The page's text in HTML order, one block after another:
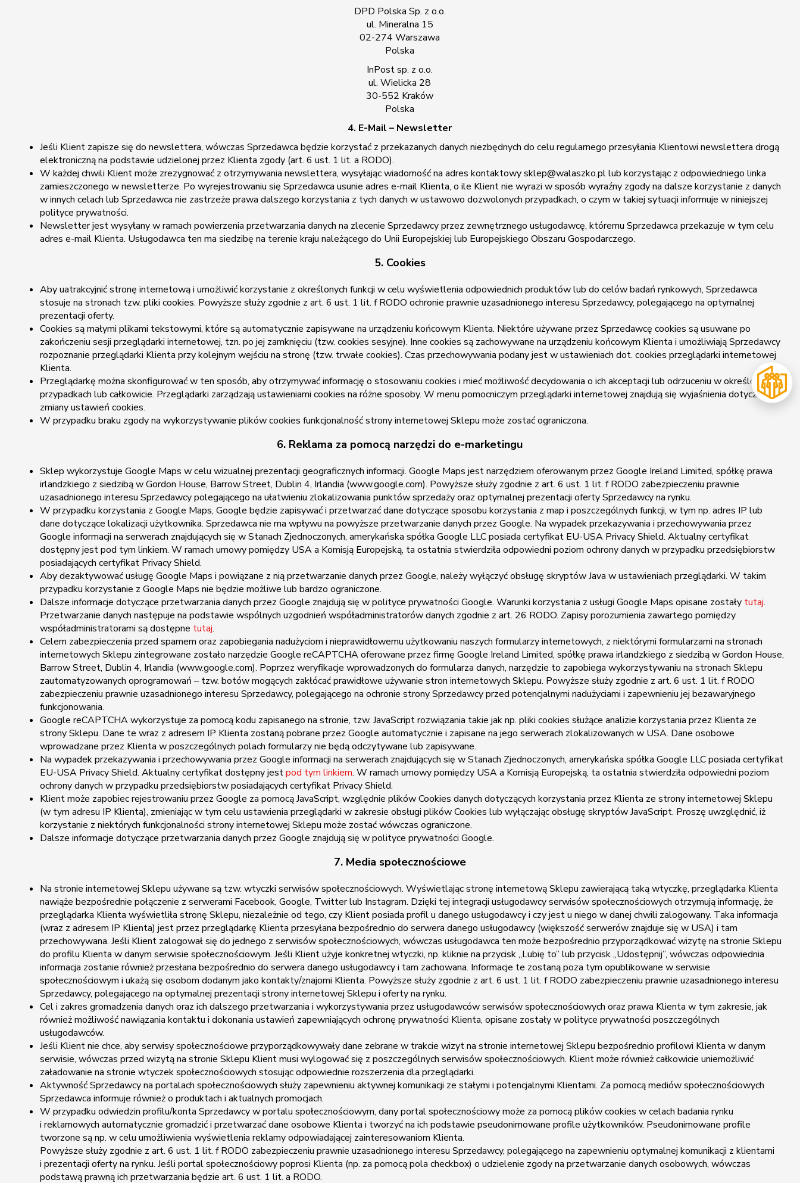
DPD Polska Sp. z o.o.
ul. Mineralna 15
02-274 Warszawa
Polska
InPost sp. z o.o.
ul. Wielicka 28
30-552 Kraków
Polska
4. E-Mail – Newsletter
Jeśli Klient zapisze się do newslettera, wówczas Sprzedawca będzie korzystać z przekazanych danych niezbędnych do celu regularnego przesyłania Klientowi newslettera drogą
elektroniczną na podstawie udzielonej przez Klienta zgody (art. 6 ust. 1 lit. a RODO).
W każdej chwili Klient może zrezygnować z otrzymywania newslettera, wysyłając wiadomość na adres kontaktowy sklep@walaszko.pl lub korzystając z odpowiedniego linka
zamieszczonego w newsletterze. Po wyrejestrowaniu się Sprzedawca usunie adres e-mail Klienta, o ile Klient nie wyrazi w sposób wyraźny zgody na dalsze korzystanie z danych
w innych celach lub Sprzedawca nie zastrzeże prawa dalszego korzystania z tych danych w ustawowo dozwolonych przypadkach, o czym w takiej sytuacji informuje w niniejszej
polityce prywatności.
Newsletter jest wysyłany w ramach powierzenia przetwarzania danych na zlecenie Sprzedawcy przez zewnętrznego usługodawcę, któremu Sprzedawca przekazuje w tym celu
adres e-mail Klienta. Usługodawca ten ma siedzibę na terenie kraju należącego do Unii Europejskiej lub Europejskiego Obszaru Gospodarczego.
5. Cookies
Aby uatrakcyjnić stronę internetową i umożliwić korzystanie z określonych funkcji w celu wyświetlenia odpowiednich produktów lub do celów badań rynkowych, Sprzedawca
stosuje na stronach tzw. pliki cookies. Powyższe służy zgodnie z art. 6 ust. 1 lit. f RODO ochronie prawnie uzasadnionego interesu Sprzedawcy, polegającego na optymalnej
prezentacji oferty.
Cookies są małymi plikami tekstowymi, które są automatycznie zapisywane na urządzeniu końcowym Klienta. Niektóre używane przez Sprzedawcę cookies są usuwane po
zakończeniu sesji przeglądarki internetowej, tzn. po jej zamknięciu (tzw. cookies sesyjne). Inne cookies są zachowywane na urządzeniu końcowym Klienta i umożliwiają Sprzedawcy
rozpoznanie przeglądarki Klienta przy kolejnym wejściu na stronę (tzw. trwałe cookies). Czas przechowywania podany jest w ustawieniach dot. cookies przeglądarki internetowej
Klienta.
Przeglądarkę można skonfigurować w ten sposób, aby otrzymywać informację o stosowaniu cookies i mieć możliwość decydowania o ich akceptacji lub odrzuceniu w określonych
przypadkach lub całkowicie. Przeglądarki zarządzają ustawieniami cookies na różne sposoby. W menu pomocniczym przeglądarki internetowej znajdują się wyjaśnienia dotyczące
zmiany ustawień cookies.
W przypadku braku zgody na wykorzystywanie plików cookies funkcjonalność strony internetowej Sklepu może zostać ograniczona.
6. Reklama za pomocą narzędzi do e-marketingu
Sklep wykorzystuje Google Maps w celu wizualnej prezentacji geograficznych informacji. Google Maps jest narzędziem oferowanym przez Google Ireland Limited, spółkę prawa
irlandzkiego z siedzibą w Gordon House, Barrow Street, Dublin 4, Irlandia (www.google.com). Powyższe służy zgodnie z art. 6 ust. 1 lit. f RODO zabezpieczeniu prawnie
uzasadnionego interesu Sprzedawcy polegającego na ułatwieniu zlokalizowania punktów sprzedaży oraz optymalnej prezentacji oferty Sprzedawcy na rynku.
W przypadku korzystania z Google Maps, Google będzie zapisywać i przetwarzać dane dotyczące sposobu korzystania z map i poszczególnych funkcji, w tym np. adres IP lub
dane dotyczące lokalizacji użytkownika. Sprzedawca nie ma wpływu na powyższe przetwarzanie danych przez Google. Na wypadek przekazywania i przechowywania przez
Google informacji na serwerach znajdujących się w Stanach Zjednoczonych, amerykańska spółka Google LLC posiada certyfikat EU-USA Privacy Shield. Aktualny certyfikat
dostępny jest pod tym linkiem. W ramach umowy pomiędzy USA a Komisją Europejską, ta ostatnia stwierdziła odpowiedni poziom ochrony danych w przypadku przedsiębiorstw
posiadających certyfikat Privacy Shield.
Aby dezaktywować usługę Google Maps i powiązane z nią przetwarzanie danych przez Google, należy wyłączyć obsługę skryptów Java w ustawieniach przeglądarki. W takim
przypadku korzystanie z Google Maps nie będzie możliwe lub bardzo ograniczone.
Dalsze informacje dotyczące przetwarzania danych przez Google znajdują się w polityce prywatności Google. Warunki korzystania z usługi Google Maps opisane zostały tutaj.
Przetwarzanie danych następuje na podstawie wspólnych uzgodnień współadministratorów danych zgodnie z art. 26 RODO. Zapisy porozumienia zawartego pomiędzy
współadministratorami są dostępne tutaj.
Celem zabezpieczenia przed spamem oraz zapobiegania nadużyciom i nieprawidłowemu użytkowaniu naszych formularzy internetowych, z niektórymi formularzami na stronach
internetowych Sklepu zintegrowane zostało narzędzie Google reCAPTCHA oferowane przez firmę Google Ireland Limited, spółkę prawa irlandzkiego z siedzibą w Gordon House,
Barrow Street, Dublin 4, Irlandia (www.google.com). Poprzez weryfikacje wprowadzonych do formularza danych, narzędzie to zapobiega wykorzystywaniu na stronach Sklepu
zautomatyzowanych oprogramowań – tzw. botów mogących zakłócać prawidłowe używanie stron internetowych Sklepu. Powyższe służy zgodnie z art. 6 ust. 1 lit. f RODO
zabezpieczeniu prawnie uzasadnionego interesu Sprzedawcy, polegającego na ochronie strony Sprzedawcy przed potencjalnymi nadużyciami i zapewnieniu jej bezawaryjnego
funkcjonowania.
Google reCAPTCHA wykorzystuje za pomocą kodu zapisanego na stronie, tzw. JavaScript rozwiązania takie jak np. pliki cookies służące analizie korzystania przez Klienta ze
strony Sklepu. Dane te wraz z adresem IP Klienta zostaną pobrane przez Google automatycznie i zapisane na jego serwerach zlokalizowanych w USA. Dane osobowe
wprowadzane przez Klienta w poszczególnych polach formularzy nie będą odczytywane lub zapisywane.
Na wypadek przekazywania i przechowywania przez Google informacji na serwerach znajdujących się w Stanach Zjednoczonych, amerykańska spółka Google LLC posiada certyfikat
EU-USA Privacy Shield. Aktualny certyfikat dostępny jestpod tym linkiem. W ramach umowy pomiędzy USA a Komisją Europejską, ta ostatnia stwierdziła odpowiedni poziom
ochrony danych w przypadku przedsiębiorstw posiadających certyfikat Privacy Shield.
Klient może zapobiec rejestrowaniu przez Google za pomocą JavaScript, względnie plików Cookies danych dotyczących korzystania przez Klienta ze strony internetowej Sklepu
(w tym adresu IP Klienta), zmieniając w tym celu ustawienia przeglądarki w zakresie obsługi plików Cookies lub wyłączając obsługę skryptów JavaScript. Proszę uwzględnić, iż
korzystanie z niektórych funkcjonalności strony internetowej Sklepu może zostać wówczas ograniczone.
Dalsze informacje dotyczące przetwarzania danych przez Google znajdują się w polityce prywatności Google.
7. Media społecznościowe
Na stronie internetowej Sklepu używane są tzw. wtyczki serwisów społecznościowych. Wyświetlając stronę internetową Sklepu zawierającą taką wtyczkę, przeglądarka Klienta
nawiąże bezpośrednie połączenie z serwerami Facebook, Google, Twitter lub Instagram. Dzięki tej integracji usługodawcy serwisów społecznościowych otrzymują informację, że
przeglądarka Klienta wyświetliła stronę Sklepu, niezależnie od tego, czy Klient posiada profil u danego usługodawcy i czy jest u niego w danej chwili zalogowany. Taka informacja
(wraz z adresem IP Klienta) jest przez przeglądarkę Klienta przesyłana bezpośrednio do serwera danego usługodawcy (większość serwerów znajduje się w USA) i tam
przechowywana. Jeśli Klient zalogował się do jednego z serwisów społecznościowych, wówczas usługodawca ten może bezpośrednio przyporządkować wizytę na stronie Sklepu
do profilu Klienta w danym serwisie społecznościowym. Jeśli Klient użyje konkretnej wtyczki, np. kliknie na przycisk „Lubię to” lub przycisk „Udostępnij”, wówczas odpowiednia
informacja zostanie również przesłana bezpośrednio do serwera danego usługodawcy i tam zachowana. Informacje te zostaną poza tym opublikowane w serwisie
społecznościowym i ukażą się osobom dodanym jako kontakty/znajomi Klienta. Powyższe służy zgodnie z art. 6 ust. 1 lit. f RODO zabezpieczeniu prawnie uzasadnionego interesu
Sprzedawcy, polegającego na optymalnej prezentacji strony internetowej Sklepu i oferty na rynku.
Cel i zakres gromadzenia danych oraz ich dalszego przetwarzania i wykorzystywania przez usługodawców serwisów społecznościowych oraz prawa Klienta w tym zakresie, jak
również możliwość nawiązania kontaktu i dokonania ustawień zapewniających ochronę prywatności Klienta, opisane zostały w polityce prywatności poszczególnych
usługodawców.
Jeśli Klient nie chce, aby serwisy społecznościowe przyporządkowywały dane zebrane w trakcie wizyt na stronie internetowej Sklepu bezpośrednio profilowi Klienta w danym
serwisie, wówczas przed wizytą na stronie Sklepu Klient musi wylogować się z poszczególnych serwisów społecznościowych. Klient może również całkowicie uniemożliwić
załadowanie na stronie wtyczek społecznościowych stosując odpowiednie rozszerzenia dla przeglądarki.
Aktywność Sprzedawcy na portalach społecznościowych służy zapewnieniu aktywnej komunikacji ze stałymi i potencjalnymi Klientami. Za pomocą mediów społecznościowych
Sprzedawca informuje również o produktach i aktualnych promocjach.
W przypadku odwiedzin profilu/konta Sprzedawcy w portalu społecznościowym, dany portal społecznościowy może za pomocą plików cookies w celach badania rynku
i reklamowych automatycznie gromadzić i przetwarzać dane osobowe Klienta i tworzyć na ich podstawie pseudonimowane profile użytkowników. Pseudonimowane profile
tworzone są np. w celu umożliwienia wyświetlenia reklamy odpowiadającej zainteresowaniom Klienta.
Powyższe służy zgodnie z art. 6 ust. 1 lit. f RODO zabezpieczeniu prawnie uzasadnionego interesu Sprzedawcy, polegającego na zapewnieniu optymalnej komunikacji z klientami
i prezentacji oferty na rynku. Jeśli portal społecznościowy poprosi Klienta (np. za pomocą pola checkbox) o udzielenie zgody na przetwarzanie danych osobowych, wówczas
podstawą prawną ich przetwarzania będzie art. 6 ust. 1 lit. a RODO.